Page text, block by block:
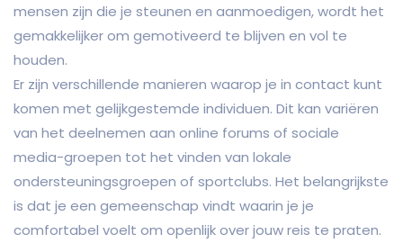
mensen zijn die je steunen en aanmoedigen, wordt het
gemakkelijker om gemotiveerd te blijven en vol te
houden.
Er zijn verschillende manieren waarop je in contact kunt
komen met gelijkgestemde individuen. Dit kan variëren
van het deelnemen aan online forums of sociale
media-groepen tot het vinden van lokale
ondersteuningsgroepen of sportclubs. Het belangrijkste
is dat je een gemeenschap vindt waarin je je
comfortabel voelt om openlijk over jouw reis te praten.